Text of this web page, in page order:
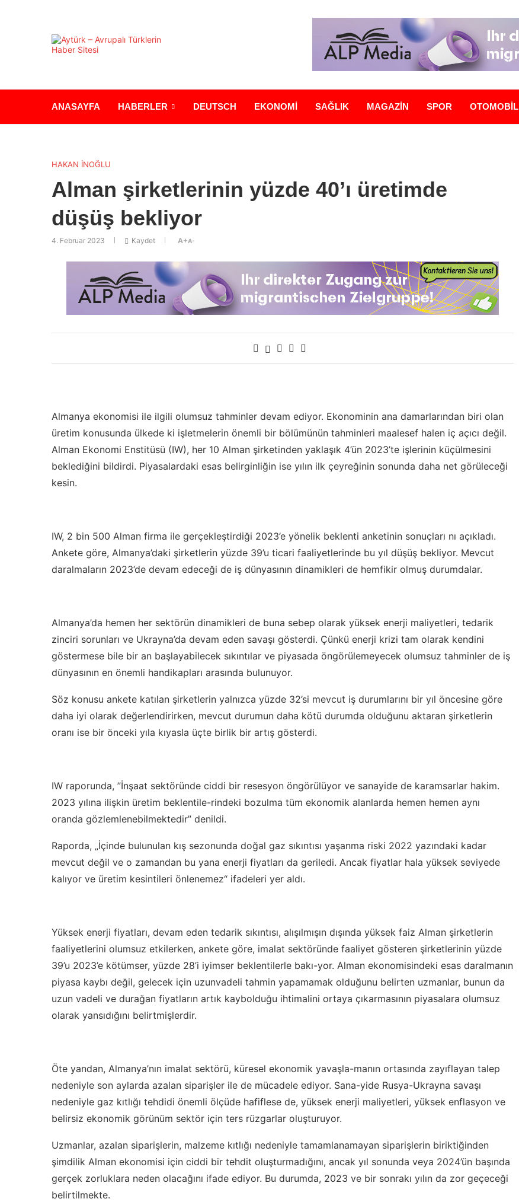
ANASAYFA HABERLER DEUTSCH EKONOMİ SAĞLIK MAGAZİN SPOR OTOMOBİL
HAKAN İNOĞLU
Alman şirketlerinin yüzde 40’ı üretimde
düşüş bekliyor
4. Februar 2023 Kaydet A+A-
Almanya ekonomisi ile ilgili olumsuz tahminler devam ediyor. Ekonominin ana damarlarından biri olan
üretim konusunda ülkede ki işletmelerin önemli bir bölümünün tahminleri maalesef halen iç açıcı değil.
Alman Ekonomi Enstitüsü (IW), her 10 Alman şirketinden yaklaşık 4’ün 2023’te işlerinin küçülmesini
beklediğini bildirdi. Piyasalardaki esas belirginliğin ise yılın ilk çeyreğinin sonunda daha net görüleceği
kesin.
IW, 2 bin 500 Alman firma ile gerçekleştirdiği 2023’e yönelik beklenti anketinin sonuçları nı açıkladı.
Ankete göre, Almanya’daki şirketlerin yüzde 39’u ticari faaliyetlerinde bu yıl düşüş bekliyor. Mevcut
daralmaların 2023’de devam edeceği de iş dünyasının dinamikleri de hemfikir olmuş durumdalar.
Almanya’da hemen her sektörün dinamikleri de buna sebep olarak yüksek enerji maliyetleri, tedarik
zinciri sorunları ve Ukrayna’da devam eden savaşı gösterdi. Çünkü enerji krizi tam olarak kendini
göstermese bile bir an başlayabilecek sıkıntılar ve piyasada öngörülemeyecek olumsuz tahminler de iş
dünyasının en önemli handikapları arasında bulunuyor.
Söz konusu ankete katılan şirketlerin yalnızca yüzde 32’si mevcut iş durumlarını bir yıl öncesine göre
daha iyi olarak değerlendirirken, mevcut durumun daha kötü durumda olduğunu aktaran şirketlerin
oranı ise bir önceki yıla kıyasla üçte birlik bir artış gösterdi.
IW raporunda, ”İnşaat sektöründe ciddi bir resesyon öngörülüyor ve sanayide de karamsarlar hakim.
2023 yılına ilişkin üretim beklentile-rindeki bozulma tüm ekonomik alanlarda hemen hemen aynı
oranda gözlemlenebilmektedir” denildi.
Raporda, „İçinde bulunulan kış sezonunda doğal gaz sıkıntısı yaşanma riski 2022 yazındaki kadar
mevcut değil ve o zamandan bu yana enerji fiyatları da geriledi. Ancak fiyatlar hala yüksek seviyede
kalıyor ve üretim kesintileri önlenemez“ ifadeleri yer aldı.
Yüksek enerji fiyatları, devam eden tedarik sıkıntısı, alışılmışın dışında yüksek faiz Alman şirketlerin
faaliyetlerini olumsuz etkilerken, ankete göre, imalat sektöründe faaliyet gösteren şirketlerinin yüzde
39’u 2023’e kötümser, yüzde 28’i iyimser beklentilerle bakı-yor. Alman ekonomisindeki esas daralmanın
piyasa kaybı değil, gelecek için uzunvadeli tahmin yapamamak olduğunu belirten uzmanlar, bunun da
uzun vadeli ve durağan fiyatların artık kaybolduğu ihtimalini ortaya çıkarmasının piyasalara olumsuz
olarak yansıdığını belirtmişlerdir.
Öte yandan, Almanya’nın imalat sektörü, küresel ekonomik yavaşla-manın ortasında zayıflayan talep
nedeniyle son aylarda azalan siparişler ile de mücadele ediyor. Sana-yide Rusya-Ukrayna savaşı
nedeniyle gaz kıtlığı tehdidi önemli ölçüde hafiflese de, yüksek enerji maliyetleri, yüksek enflasyon ve
belirsiz ekonomik görünüm sektör için ters rüzgarlar oluşturuyor.
Uzmanlar, azalan siparişlerin, malzeme kıtlığı nedeniyle tamamlanamayan siparişlerin biriktiğinden
şimdilik Alman ekonomisi için ciddi bir tehdit oluşturmadığını, ancak yıl sonunda veya 2024’ün başında
gerçek zorluklara neden olacağını ifade ediyor. Bu durumda, 2023 ve bir sonrakı yılın da zor geçeceği
belirtilmekte.